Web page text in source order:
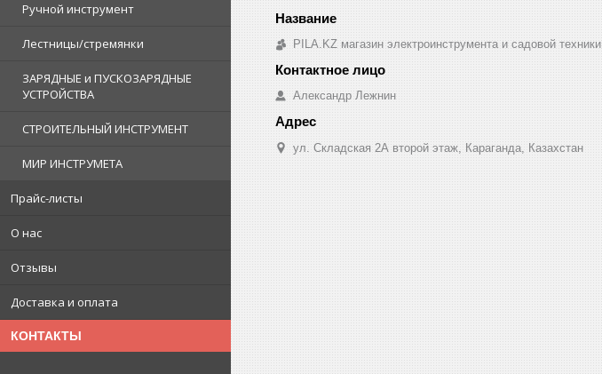
Ручной инструмент
Лестницы/стремянки
ЗАРЯДНЫЕ и ПУСКОЗАРЯДНЫЕ
УСТРОЙСТВА
СТРОИТЕЛЬНЫЙ ИНСТРУМЕНТ
МИР ИНСТРУМЕТА
Прайс-листы
О нас
Отзывы
Доставка и оплата
КОНТАКТЫ
PILA.KZ магазин электроинструмента и садовой техники
Александр Лежнин
ул. Складская 2А второй этаж, Караганда, Казахстан